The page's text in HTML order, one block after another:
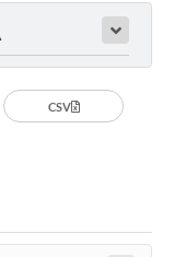
CSV